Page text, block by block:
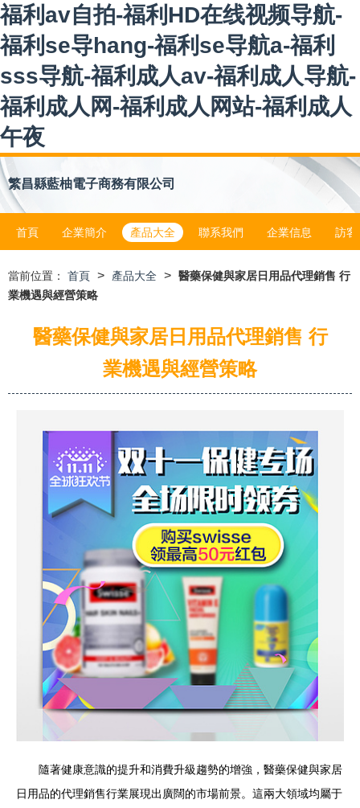
福利av自拍-福利HD在线视频导航-
福利se导hang-福利se导航a-福利
sss导航-福利成人av-福利成人导航-
福利成人网-福利成人网站-福利成人
午夜
繁昌縣藍柚電子商務有限公司
首頁 企業簡介 產品大全 聯系我們 企業信息 訪客
當前位置： 首頁 > 產品大全 > 醫藥保健與家居日用品代理銷售 行
業機遇與經營策略
醫藥保健與家居日用品代理銷售 行
業機遇與經營策略
隨著健康意識的提升和消費升級趨勢的增強，醫藥保健與家居
日用品的代理銷售行業展現出廣闊的市場前景。這兩大領域均屬于